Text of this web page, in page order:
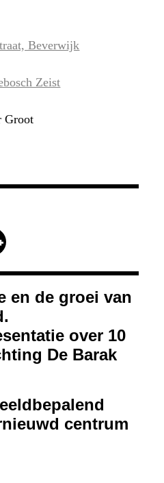
Beverwijk
Zeist
Groot
en de groei van
over 10
De Barak
centrum